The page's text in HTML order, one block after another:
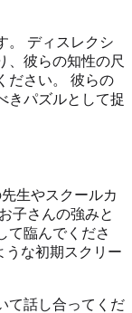
。 ディスレクシ
、彼らの知性の尺
ださい。 彼らの
きパズルとして捉
生やスクールカ
子さんの強みと
て臨んでくださ
うな初期スクリー
て話し合ってくだ